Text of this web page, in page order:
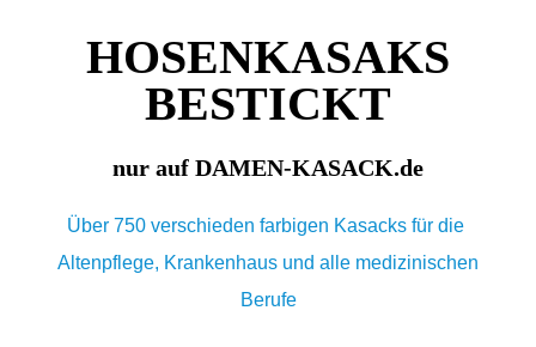
HOSENKASAKS
BESTICKT
nur auf DAMEN-KASACK.de
Über 750 verschieden farbigen Kasacks für die
Altenpflege, Krankenhaus und alle medizinischen
Berufe